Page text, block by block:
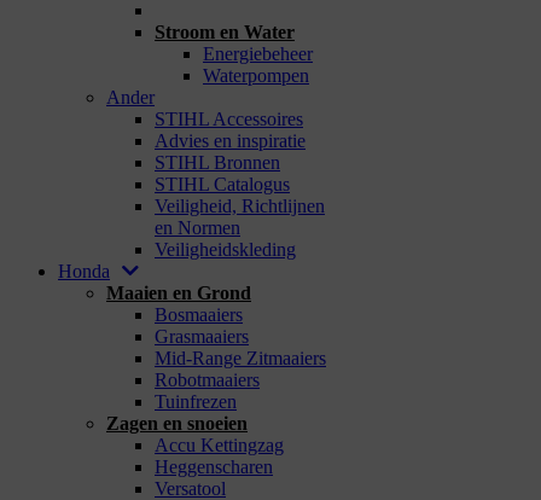
Stroom en Water
Energiebeheer
Waterpompen
Ander
STIHL Accessoires
Advies en inspiratie
STIHL Bronnen
STIHL Catalogus
Veiligheid, Richtlijnen
en Normen
Veiligheidskleding
Honda
Maaien en Grond
Bosmaaiers
Grasmaaiers
Mid-Range Zitmaaiers
Robotmaaiers
Tuinfrezen
Zagen en snoeien
Accu Kettingzag
Heggenscharen
Versatool